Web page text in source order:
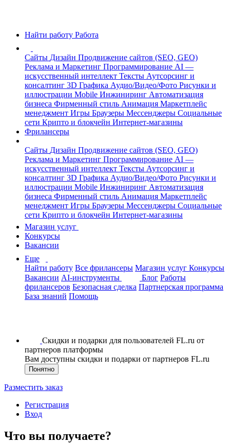
Найти работу Работа
Сайты Дизайн Продвижение сайтов (SEO, GEO)
Реклама и Маркетинг Программирование AI —
искусственный интеллект Тексты Аутсорсинг и
консалтинг 3D Графика Аудио/Видео/Фото Рисунки и
иллюстрации Mobile Инжиниринг Автоматизация
бизнеса Фирменный стиль Анимация Маркетплейс
менеджмент Игры Браузеры Мессенджеры Социальные
сети Крипто и блокчейн Интернет-магазины
Фрилансеры
Сайты Дизайн Продвижение сайтов (SEO, GEO)
Реклама и Маркетинг Программирование AI —
искусственный интеллект Тексты Аутсорсинг и
консалтинг 3D Графика Аудио/Видео/Фото Рисунки и
иллюстрации Mobile Инжиниринг Автоматизация
бизнеса Фирменный стиль Анимация Маркетплейс
менеджмент Игры Браузеры Мессенджеры Социальные
сети Крипто и блокчейн Интернет-магазины
Магазин услуг
Конкурсы
Вакансии
Еще
Найти работу Все фрилансеры Магазин услуг Конкурсы
Вакансии AI-инструменты Блог Работы
фрилансеров Безопасная сделка Партнерская программа
База знаний Помощь
Скидки и подарки для пользователей FL.ru от
партнеров платформы
Вам доступны скидки и подарки от партнеров FL.ru
Понятно
Разместить заказ
Регистрация
Вход
Что вы получаете?